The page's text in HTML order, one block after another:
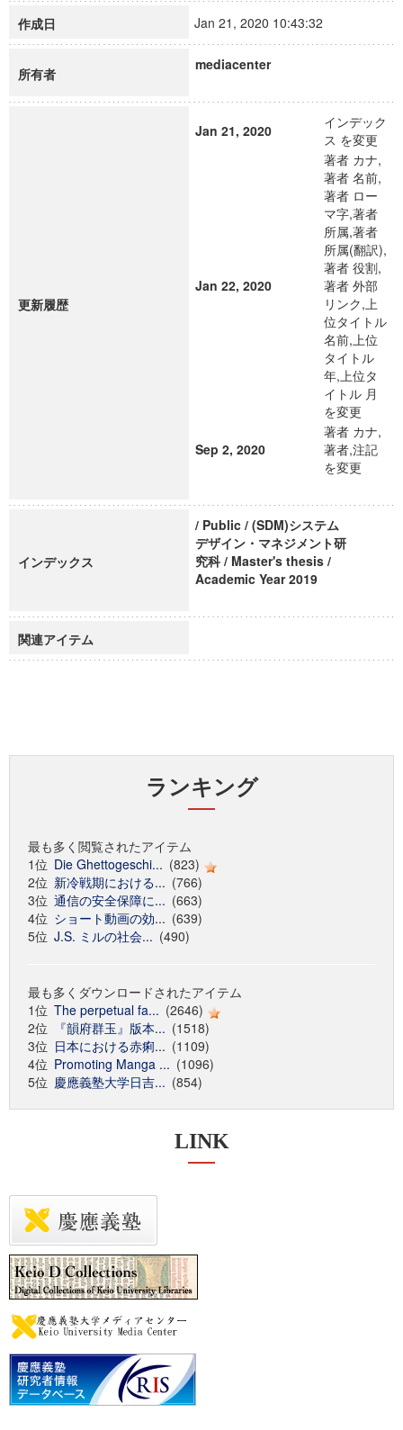
作成日 Jan 21, 2020 10:43:32
所有者
mediacenter
更新履歴
Jan 21, 2020
インデック
ス を変更
Jan 22, 2020
著者 カナ,
著者 名前,
著者 ロー
マ字,著者
所属,著者
所属(翻訳),
著者 役割,
著者 外部
リンク,上
位タイトル
名前,上位
タイトル
年,上位タ
イトル 月
を変更
Sep 2, 2020
著者 カナ,
著者,注記
を変更
インデックス
/ Public / (SDM)システム
デザイン・マネジメント研
究科 / Master's thesis /
Academic Year 2019
関連アイテム
ランキング
最も多く閲覧されたアイテム
1位 Die Ghettogeschi... (823)
2位 新冷戦期における... (766)
3位 通信の安全保障に... (663)
4位 ショート動画の効... (639)
5位 J.S. ミルの社会... (490)
最も多くダウンロードされたアイテム
1位 The perpetual fa... (2646)
2位
『韻府群玉』版本... (1518)
3位 日本における赤痢... (1109)
4位 Promoting Manga ... (1096)
5位 慶應義塾大学日吉... (854)
LINK